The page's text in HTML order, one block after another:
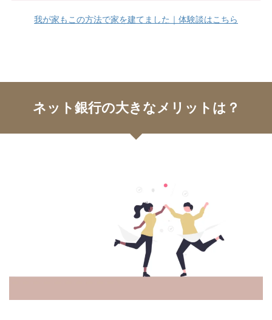
我が家もこの方法で家を建てました｜体験談はこちら
ネット銀行の大きなメリットは？